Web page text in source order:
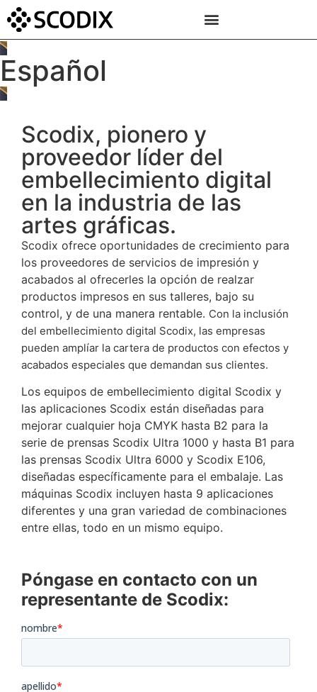
Español
Scodix, pionero y
proveedor líder del
embellecimiento digital
en la industria de las
artes gráficas.
Scodix ofrece oportunidades de crecimiento para
los proveedores de servicios de impresión y
acabados al ofrecerles la opción de realzar
productos impresos en sus talleres, bajo su
control, y de una manera rentable. Con la inclusión
del embellecimiento digital Scodix, las empresas
pueden amplíar la cartera de productos con efectos y
acabados especiales que demandan sus clientes.
Los equipos de embellecimiento digital Scodix y
las aplicaciones Scodix están diseñadas para
mejorar cualquier hoja CMYK hasta B2 para la
serie de prensas Scodix Ultra 1000 y hasta B1 para
las prensas Scodix Ultra 6000 y Scodix E106,
diseñadas específicamente para el embalaje. Las
máquinas Scodix incluyen hasta 9 aplicaciones
diferentes y una gran variedad de combinaciones
entre ellas, todo en un mismo equipo.
Póngase en contacto con un
representante de Scodix: